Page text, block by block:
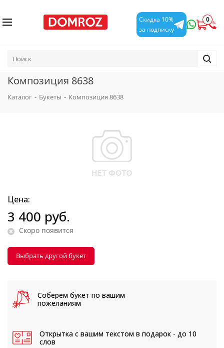
Скидка 10%
за подписку
0
Композиция 8638
Каталог - Букеты - Композиция 8638
Цена:
3 400 руб.
Скоро появится
Выбрать другой букет
Соберем букет по вашим
пожеланиям
Открытка с вашим текстом в подарок - до 10
слов